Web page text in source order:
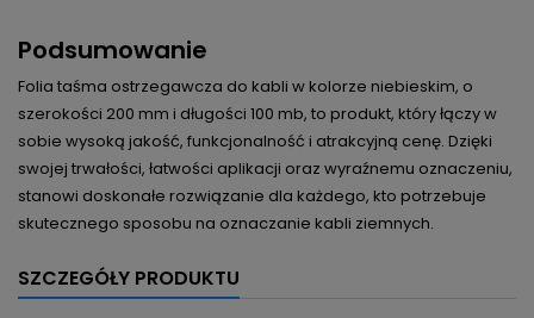
Podsumowanie
Folia taśma ostrzegawcza do kabli w kolorze niebieskim, o
szerokości 200 mm i długości 100 mb, to produkt, który łączy w
sobie wysoką jakość, funkcjonalność i atrakcyjną cenę. Dzięki
swojej trwałości, łatwości aplikacji oraz wyraźnemu oznaczeniu,
stanowi doskonałe rozwiązanie dla każdego, kto potrzebuje
skutecznego sposobu na oznaczanie kabli ziemnych.
SZCZEGÓŁY PRODUKTU